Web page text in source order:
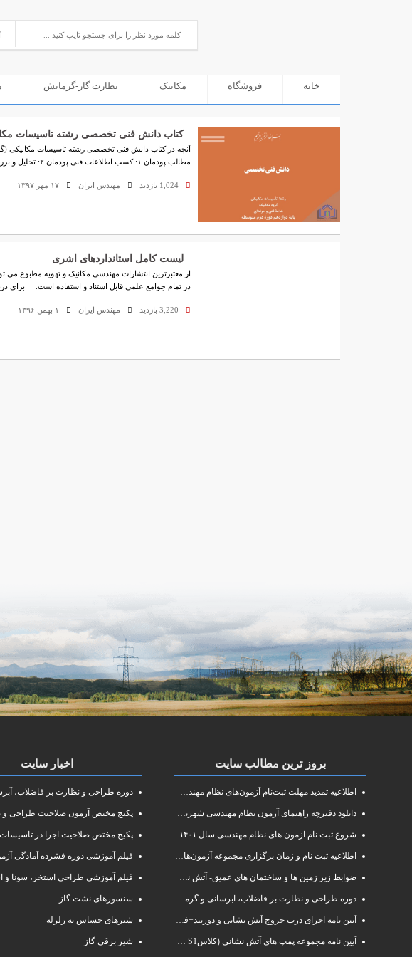
خانه فروشگاه مکانیک نظارت گاز-گرمایش
کتاب دانش فنی تخصصی رشته تاسیسات
آنچه در کتاب دانش فنی تخصصی رشته تاسیسات مکانیکی
مطالب پودمان ۱: کسب اطلاعات فنی پودمان ۲: تحلیل و بررسی پدیده های ...
1,024 بازدید مهندس ایران ۱۷ مهر ۱۳۹۷
لیست کامل استانداردهای اشری
از معتبرترین انتشارات مهندسی مکانیک و تهویه مطبوع می
در تمام جوامع علمی قابل استناد و استفاده است. برای
3,220 بازدید مهندس ایران ۱ بهمن ۱۳۹۶
بروز ترین مطالب سایت
اطلاعیه تمدید مهلت ثبت‌نام آزمون‌های نظام مهندسی سال ۱۴۰۱
دانلود دفترچه راهنمای آزمون نظام مهندسی شهریور ۱۴۰۱
شروع ثبت نام آزمون های نظام مهندسی سال ۱۴۰۱
اطلاعیه ثبت نام و زمان برگزاری مجموعه آزمون‌های نظام مهندسی ساختمان سال ۱۴۰۱
ضوابط زیر زمین ها و ساختمان های عمیق- آتش نشانی البرز
دوره طراحی و نظارت بر فاضلاب، آبرسانی و گرمایش رادیاتور
آیین نامه اجرای درب خروج آتش نشانی و دوربند+فایلpdf
آیین نامه مجموعه پمپ های آتش نشانی (کلاسS1 و S2 )
اخبار سایت
دوره طراحی و نظارت بر فاضلاب، آبرسانی و
پکیج مختص آزمون صلاحیت طراحی و نظارت در
پکیج مختص صلاحیت اجرا در
فیلم آموزشی دوره فشرده آمادگی آزمون نظام مهندسی در رشته طراحی و نظارت
فیلم آموزشی طراحی استخر، سونا و
سنسورهای نشت گاز
شیرهای حساس به زلزله
شیر برقی گاز